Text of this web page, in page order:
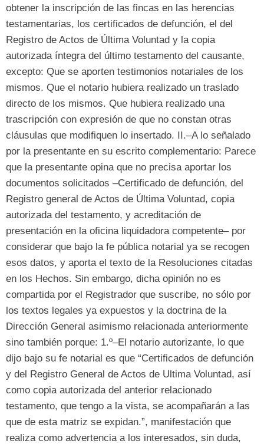
obtener la inscripción de las fincas en las herencias
testamentarias, los certificados de defunción, el del
Registro de Actos de Última Voluntad y la copia
autorizada íntegra del último testamento del causante,
excepto: Que se aporten testimonios notariales de los
mismos. Que el notario hubiera realizado un traslado
directo de los mismos. Que hubiera realizado una
trascripción con expresión de que no constan otras
cláusulas que modifiquen lo insertado. II.–A lo señalado
por la presentante en su escrito complementario: Parece
que la presentante opina que no precisa aportar los
documentos solicitados –Certificado de defunción, del
Registro general de Actos de Última Voluntad, copia
autorizada del testamento, y acreditación de
presentación en la oficina liquidadora competente– por
considerar que bajo la fe pública notarial ya se recogen
esos datos, y aporta el texto de la Resoluciones citadas
en los Hechos. Sin embargo, dicha opinión no es
compartida por el Registrador que suscribe, no sólo por
los textos legales ya expuestos y la doctrina de la
Dirección General asimismo relacionada anteriormente
sino también porque: 1.º–El notario autorizante, lo que
dijo bajo su fe notarial es que “Certificados de defunción
y del Registro General de Actos de Ultima Voluntad, así
como copia autorizada del anterior relacionado
testamento, que tengo a la vista, se acompañarán a las
que de esta matriz se expidan.”, manifestación que
realiza como advertencia a los interesados, sin duda,